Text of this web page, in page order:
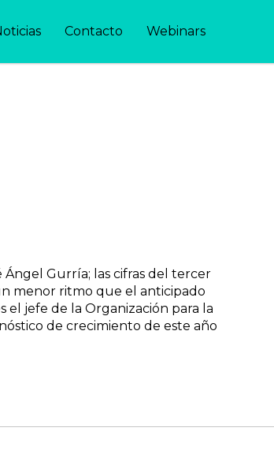
Contacto Webinars
Gurría; las cifras del tercer
menor ritmo que el anticipado
el jefe de la Organización para la
de crecimiento de este año